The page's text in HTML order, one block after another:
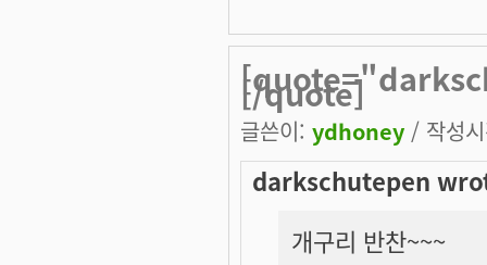
[/quote]
글쓴이: ydhoney / 작성
darkschutepen
개구리 반찬~~~